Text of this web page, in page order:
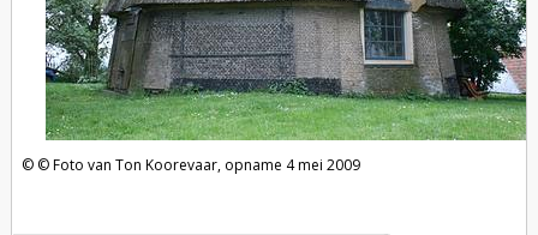
Foto van Ton Koorevaar, opname 4 mei 2009